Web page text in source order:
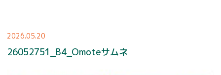
2026.05.20
26052751_B4_Omoteサムネ